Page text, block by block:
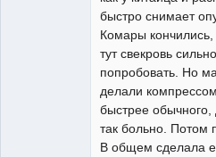
быстро снимает
Комары
тут свекровь
попробовать. Но
делали
быстрее
так больно. Потом
В общем сделала